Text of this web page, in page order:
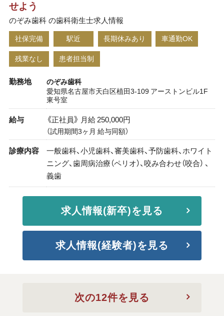
せよう
のぞみ歯科 の歯科衛生士求人情報
社保完備 駅近 長期休みあり 車通勤OK
残業なし 患者担当制
勤務地 のぞみ歯科
愛知県名古屋市天白区植田3-109 アーストンビル1F
東号室
給与 《正社員》 月給 250,000円
（試用期間3ヶ月 給与同額）
診療内容
一般歯科、小児歯科、審美歯科、予防歯科、ホワイト
ニング、歯周病治療（ペリオ）、咬み合わせ（咬合） 、
義歯
求人情報(新卒)を見る
求人情報(経験者)を見る
次の12件を見る